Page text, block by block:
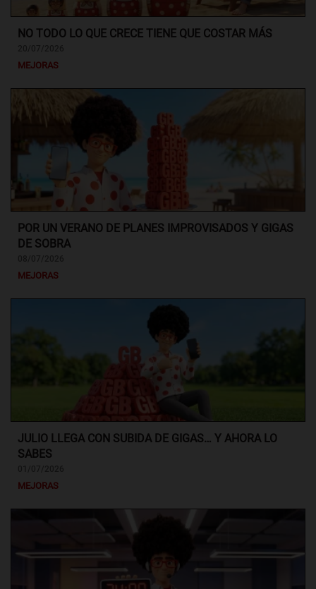
NO TODO LO QUE CRECE TIENE QUE COSTAR MÁS
MEJORAS
POR UN VERANO DE PLANES IMPROVISADOS Y GIGAS
DE SOBRA
MEJORAS
JULIO LLEGA CON SUBIDA DE GIGAS… Y AHORA LO
SABES
MEJORAS